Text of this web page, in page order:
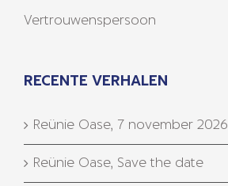
Vertrouwenspersoon
RECENTE VERHALEN
Reünie Oase, 7 november 2026
Reünie Oase, Save the date